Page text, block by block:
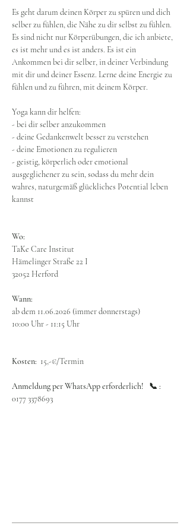
Es geht darum deinen Körper zu spüren und dich
selber zu fühlen, die Nähe zu dir selbst zu fühlen.
Es sind nicht nur Körperübungen, die ich anbiete,
es ist mehr und es ist anders. Es ist ein
Ankommen bei dir selber, in deiner Verbindung
mit dir und deiner Essenz. Lerne deine Energie zu
fühlen und zu führen, mit deinem Körper.
Yoga kann dir helfen:
- bei dir selber anzukommen
- deine Gedankenwelt besser zu verstehen
- deine Emotionen zu regulieren
- geistig, körperlich oder emotional
ausgeglichener zu sein, sodass du mehr dein
wahres, naturgemäß glückliches Potential leben
kannst
Wo:
TaKe Care Institut
Hämelinger Straße 22 I
32052 Herford
Wann:
ab dem 11.06.2026 (immer donnerstags)
10:00 Uhr - 11:15 Uhr
Kosten: 15,-€/Termin
Anmeldung per WhatsApp erforderlich!   📞 :
0177 3378693